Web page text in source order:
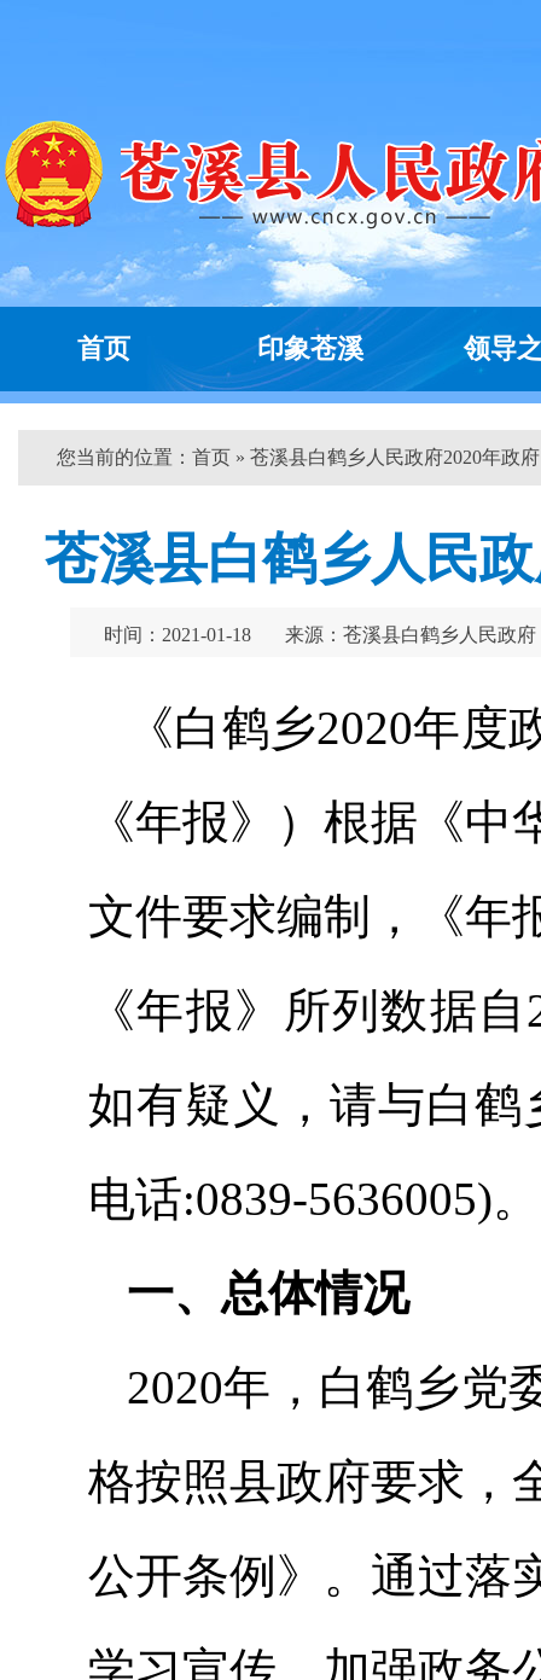
首页 印象苍溪 领导
您当前的位置： 首页 » 苍溪县白鹤乡人民政府2020年政
苍溪县白鹤乡人民
时间：2021-01-18 来源：苍溪县白鹤乡人民政府
《白鹤乡2020年
《年报》）根据《
文件要求编制，《年
《年报》所列数据
如有疑义，请与白
电话:0839-5636005)。
一、总体情况
2020年，白鹤乡党
格按照县政府要求，
公开条例》。通过落